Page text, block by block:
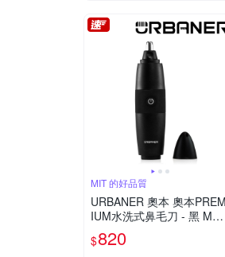
MIT 的好品質
URBANER 奧本 奧本PREM
IUM水洗式鼻毛刀 - 黑 MB-
061
$820